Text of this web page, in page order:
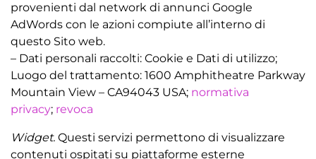
provenienti dal network di annunci Google
AdWords con le azioni compiute all’interno di
questo Sito web.
– Dati personali raccolti: Cookie e Dati di utilizzo;
Luogo del trattamento: 1600 Amphitheatre Parkway
Mountain View – CA94043 USA; normativa
privacy; revoca
Widget. Questi servizi permettono di visualizzare
contenuti ospitati su piattaforme esterne